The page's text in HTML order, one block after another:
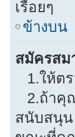
เรื่อยๆ
ข้างบน
สมัครสม
1.ให้ต
2.ถ้าคุ
สนับสนุน